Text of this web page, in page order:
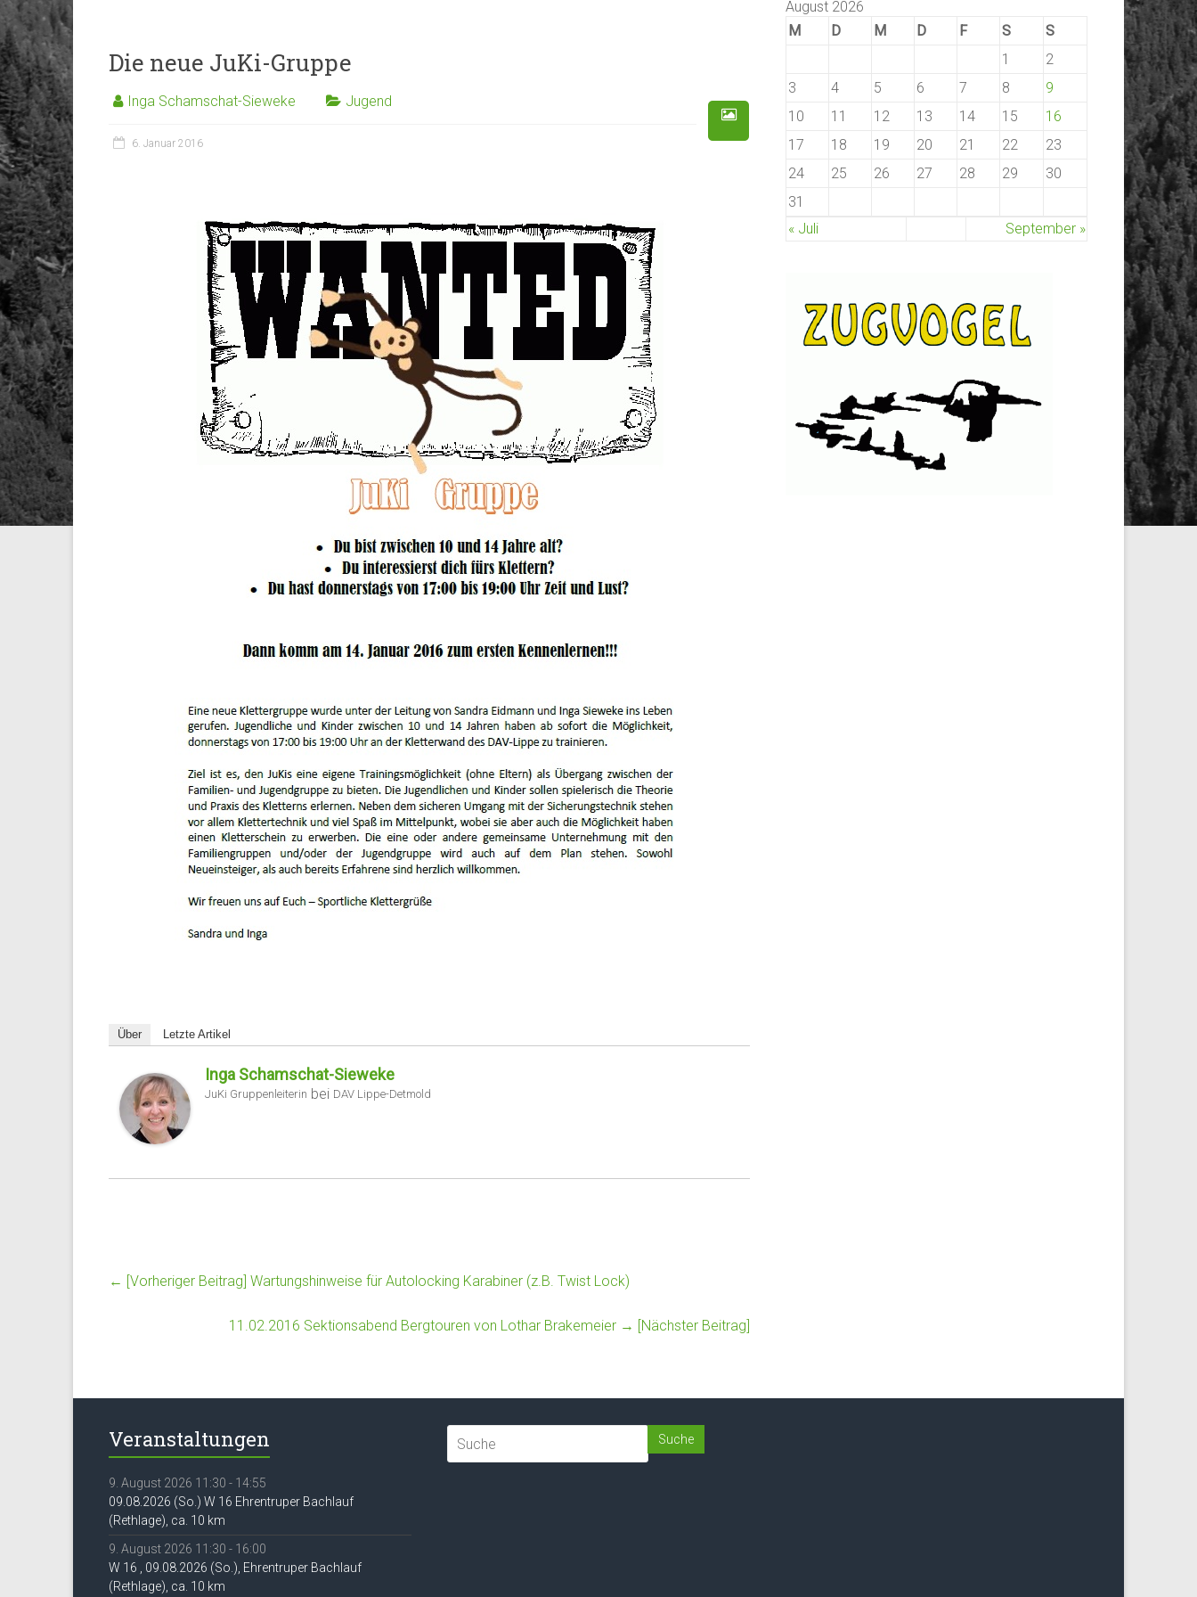
Die neue JuKi-Gruppe
Inga Schamschat-Sieweke Jugend
6. Januar 2016
Über Letzte Artikel
Inga Schamschat-Sieweke
JuKi Gruppenleiterin bei DAV Lippe-Detmold
← [Vorheriger Beitrag] Wartungshinweise für Autolocking Karabiner (z.B. Twist Lock)
11.02.2016 Sektionsabend Bergtouren von Lothar Brakemeier → [Nächster Beitrag]
August 2026
M
D M D F S
S
1
2
3
4 5 6 7 8
9
10
11 12 13 14 15
16
17
18 19 20 21 22
23
24
25 26 27 28 29
30
31
« Juli
September »
Veranstaltungen
9. August 2026 11:30 - 14:55
09.08.2026 (So.) W 16 Ehrentruper Bachlauf
(Rethlage), ca. 10 km
9. August 2026 11:30 - 16:00
W 16 , 09.08.2026 (So.), Ehrentruper Bachlauf
(Rethlage), ca. 10 km